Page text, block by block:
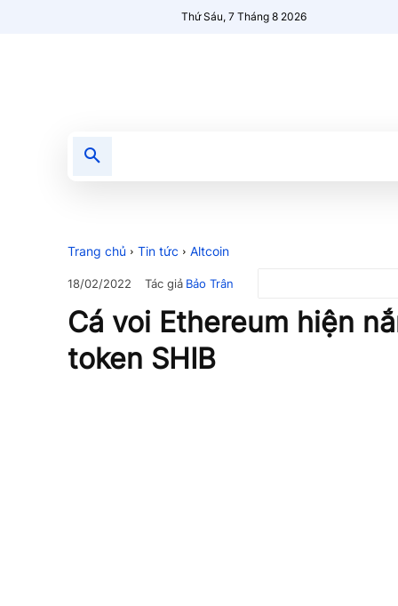
Thứ Sáu, 7 Tháng 8 2026
Trang chủ Tin tức Altcoin
18/02/2022 Tác giả Bảo Trân
Cá voi Ethereum hiện
token SHIB